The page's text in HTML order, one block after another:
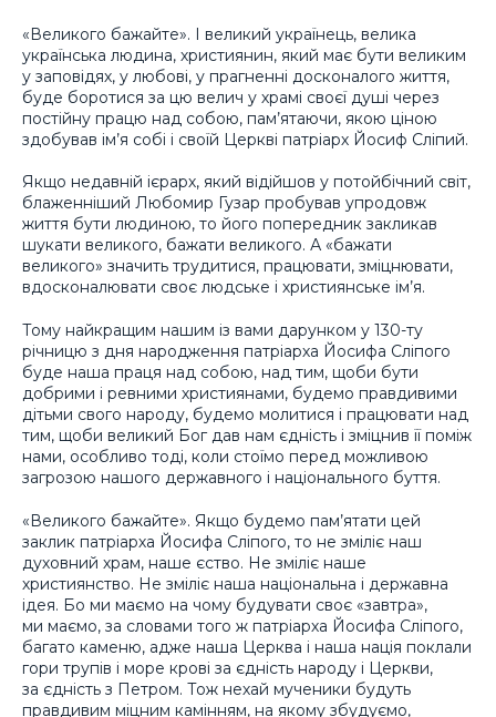
«Великого бажайте». І великий українець, велика
українська людина, християнин, який має бути великим
у заповідях, у любові, у прагненні досконалого життя,
буде боротися за цю велич у храмі своєї душі через
постійну працю над собою, пам’ятаючи, якою ціною
здобував ім’я собі і своїй Церкві патріарх Йосиф Сліпий.
Якщо недавній ієрарх, який відійшов у потойбічний світ,
блаженніший Любомир Гузар пробував упродовж
життя бути людиною, то його попередник закликав
шукати великого, бажати великого. А «бажати
великого» значить трудитися, працювати, зміцнювати,
вдосконалювати своє людське і християнське ім’я.
Тому найкращим нашим із вами дарунком у 130-ту
річницю з дня народження патріарха Йосифа Сліпого
буде наша праця над собою, над тим, щоби бути
добрими і ревними християнами, будемо правдивими
дітьми свого народу, будемо молитися і працювати над
тим, щоби великий Бог дав нам єдність і зміцнив її поміж
нами, особливо тоді, коли стоїмо перед можливою
загрозою нашого державного і національного буття.
«Великого бажайте». Якщо будемо пам’ятати цей
заклик патріарха Йосифа Сліпого, то не зміліє наш
духовний храм, наше єство. Не зміліє наше
християнство. Не зміліє наша національна і державна
ідея. Бо ми маємо на чому будувати своє «завтра»,
ми маємо, за словами того ж патріарха Йосифа Сліпого,
багато каменю, адже наша Церква і наша нація поклали
гори трупів і море крові за єдність народу і Церкви,
за єдність з Петром. Тож нехай мученики будуть
правдивим міцним камінням, на якому збудуємо,